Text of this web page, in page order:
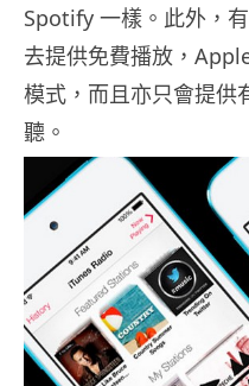
Spotify 一樣。此外，
去提供免費播放，
模式，而且亦只會提供
聽。